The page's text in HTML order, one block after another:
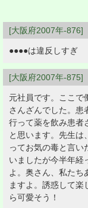
[大阪府2007年-
●●●●は違反しすぎ
[大阪府2007年-
元社員です。ここで
さんざんでした。患
行って薬を飲み患者
と思います。先生は
ってお気の毒と言い
いましたが今半年経
よ。奥さん、私たち
ますよ。誘惑して
ら可愛そう！